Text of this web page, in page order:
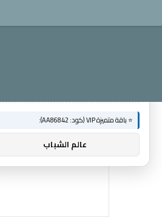
🚀 توصيات :
⭐ باقة متميزة VIP (كود: AA86842):
عالم الشباب